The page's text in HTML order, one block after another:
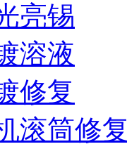
亮锡
溶液
修复
滚筒修复